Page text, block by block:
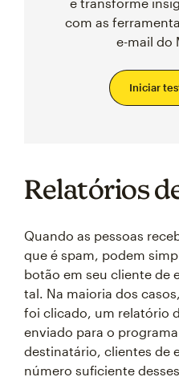
com as
e-mail do
Iniciar
Relatórios
Quando as pessoas
que é spam, podem
botão em seu cliente de
tal. Na maioria dos
foi clicado, um relatório
enviado para o
destinatário, clientes de
número suficiente